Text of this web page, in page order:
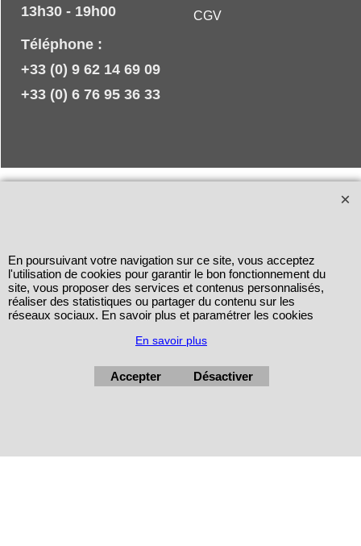
CGV
13h30 - 19h00
Téléphone :
+33 (0) 9 62 14 69 09
+33 (0) 6 76 95 36 33
En poursuivant votre navigation sur ce site, vous acceptez
l'utilisation de cookies pour garantir le bon fonctionnement du
site, vous proposer des services et contenus personnalisés,
réaliser des statistiques ou partager du contenu sur les
réseaux sociaux. En savoir plus et paramétrer les cookies
En savoir plus
Accepter Désactiver